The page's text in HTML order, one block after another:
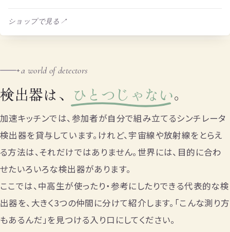
ショップで見る ↗
+a world of detectors
検出器は、 ひとつじゃない。
加速キッチンでは、参加者が自分で組み立てるシンチレータ
検出器を貸与しています。けれど、宇宙線や放射線をとらえ
る方法は、それだけではありません。世界には、目的に合わ
せたいろいろな検出器があります。
ここでは、中高生が使ったり・参考にしたりできる代表的な検
出器を、大きく3つの仲間に分けて紹介します。「こんな測り方
もあるんだ」を見つける入り口にしてください。